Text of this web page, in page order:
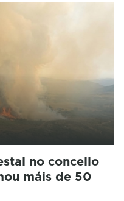
no concello
máis de 50